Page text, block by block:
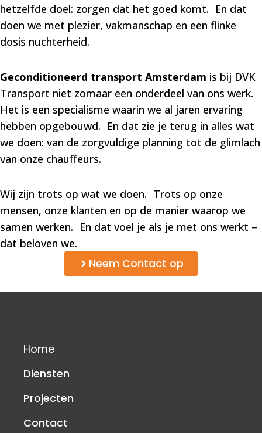
hetzelfde doel: zorgen dat het goed komt. En dat
doen we met plezier, vakmanschap en een flinke
dosis nuchterheid.
Geconditioneerd transport Amsterdam is bij DVK
Transport niet zomaar een onderdeel van ons werk.
Het is een specialisme waarin we al jaren ervaring
hebben opgebouwd. En dat zie je terug in alles wat
we doen: van de zorgvuldige planning tot de glimlach
van onze chauffeurs.
Wij zijn trots op wat we doen. Trots op onze
mensen, onze klanten en op de manier waarop we
samen werken. En dat voel je als je met ons werkt –
dat beloven we.
Neem Contact op
Home
Diensten
Projecten
Contact